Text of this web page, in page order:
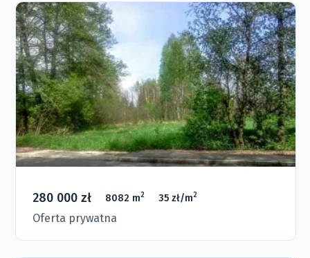
280 000 zł 8082 m2 35 zł/m2
Oferta prywatna